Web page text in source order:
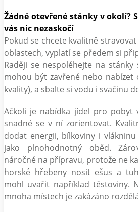
Žádné otevřené stánky v okolí?
vás nic nezaskočí
Pokud se chcete kvalitně
oblastech, vyplatí se předem si
Raději se nespoléhejte na
mohou být zavřené nebo nabízet
kvality), a sbalte si vodu i svačinu
Ačkoli je nabídka jídel pro pobyt
snadné se v ní zorientovat.
dodat energii, bílkoviny i
jako plnohodnotný oběd.
náročné na přípravu, protože ne
horské hřebeny nosit ešus a
mohl uvařit například těstoviny.
mnoha místech je zakázáno